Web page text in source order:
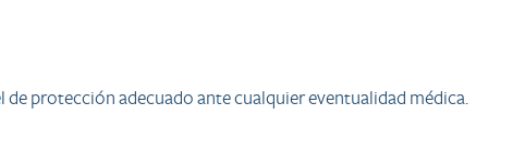
protección adecuado ante cualquier eventualidad médica.